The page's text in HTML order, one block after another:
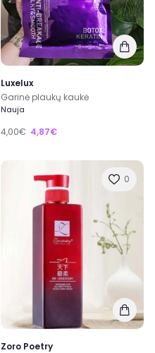
Luxelux
Garinė plaukų kaukė
Nauja
4,00€ 4,87€
0
Zoro Poetry